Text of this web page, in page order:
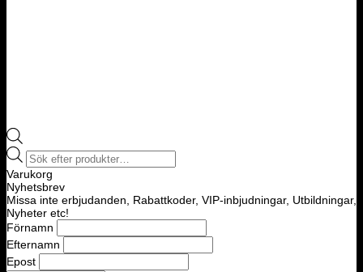
Products
search
Varukorg
Nyhetsbrev
Missa inte erbjudanden, Rabattkoder, VIP-inbjudningar, Utbildningar,
Nyheter etc!
Förnamn
Efternamn
Epost